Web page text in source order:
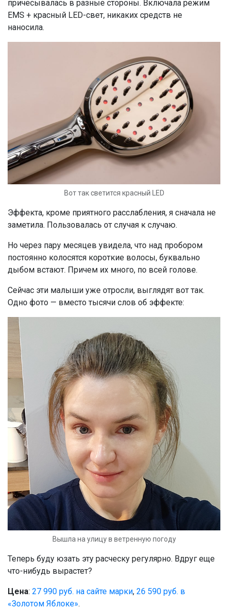
причесывалась в разные стороны. Включала режим
EMS + красный LED-свет, никаких средств не
наносила.
Вот так светится красный LED
Эффекта, кроме приятного расслабления, я сначала не
заметила. Пользовалась от случая к случаю.
Но через пару месяцев увидела, что над пробором
постоянно колосятся короткие волосы, буквально
дыбом встают. Причем их много, по всей голове.
Сейчас эти малыши уже отросли, выглядят вот так.
Одно фото — вместо тысячи слов об эффекте:
Вышла на улицу в ветренную погоду
Теперь буду юзать эту расческу регулярно. Вдруг еще
что-нибудь вырастет?
Цена: 27 990 руб. на сайте марки, 26 590 руб. в
«Золотом Яблоке».